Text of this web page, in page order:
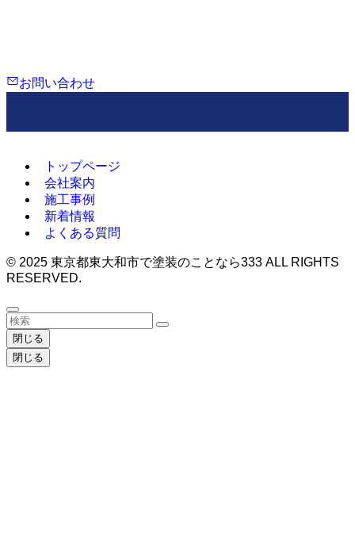
お問い合わせ
トップページ
会社案内
施工事例
新着情報
よくある質問
© 2025 東京都東大和市で塗装のことなら333 ALL RIGHTS
RESERVED.
閉じる
閉じる